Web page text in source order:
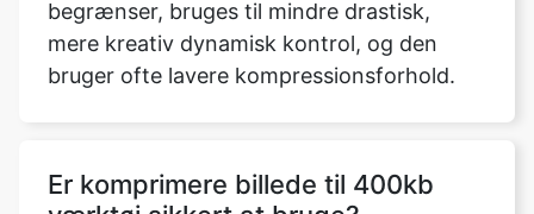
Er komprimere billede til 400kb
sikkert. Vi foretager ingen ændringer på dit